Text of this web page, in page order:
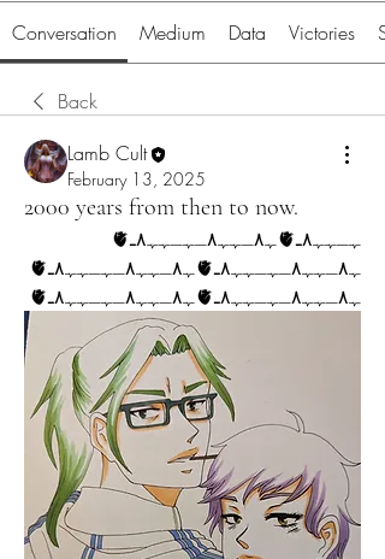
Conversation Medium Data Victories
Back
Lamb Cult
February 13, 2025
2000 years from then to now.
ﮩـﮩﮩ٨ـ🫀ﮩ٨ـﮩﮩ٨ـﮩـﮩﮩ٨ـ🫀
ﮩ٨ـﮩﮩ٨ـﮩـﮩﮩ٨ـ🫀ﮩ٨ـﮩﮩ٨ـﮩـﮩﮩ٨ـ🫀
ﮩ٨ـﮩﮩ٨ـﮩـﮩﮩ٨ـ🫀ﮩ٨ـﮩﮩ٨ـﮩـﮩﮩ٨ـ🫀